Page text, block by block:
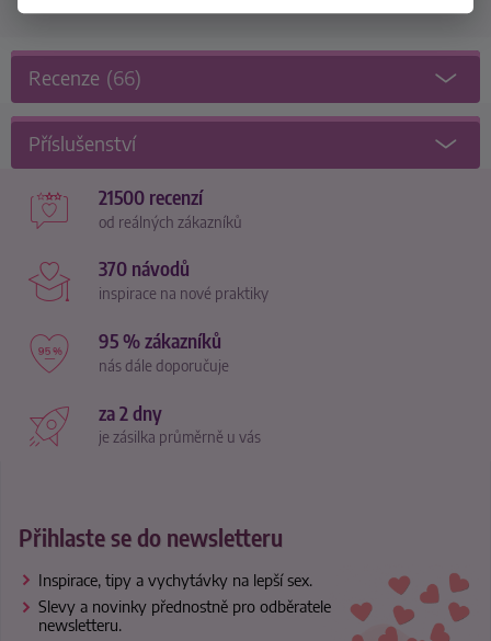
Recenze (66)
Příslušenství
21500 recenzí
od reálných zákazníků
370 návodů
inspirace na nové praktiky
95 % zákazníků
nás dále doporučuje
za 2 dny
je zásilka průměrně u vás
Přihlaste se do newsletteru
Inspirace, tipy a vychytávky na lepší sex.
Slevy a novinky přednostně pro odběratele
newsletteru.